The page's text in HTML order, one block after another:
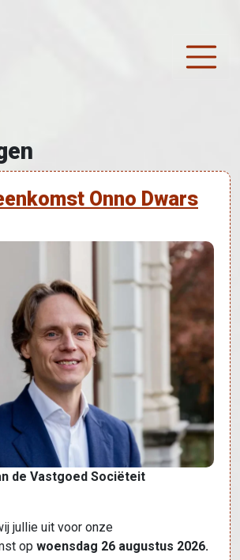
Onno Dwars
de Vastgoed Sociëteit
jullie uit voor onze
op woensdag 26 augustus 2026.